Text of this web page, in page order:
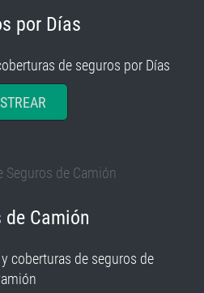
por Días
de seguros por Días
de Camión
coberturas de seguros de